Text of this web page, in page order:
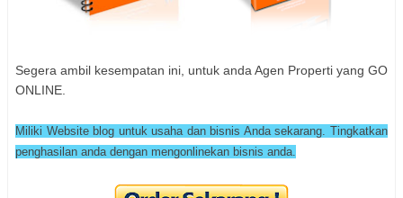
Segera ambil kesempatan ini, untuk anda Agen Properti yang GO
ONLINE.
Miliki Website blog untuk usaha dan bisnis Anda sekarang. Tingkatkan
penghasilan anda dengan mengonlinekan bisnis anda.